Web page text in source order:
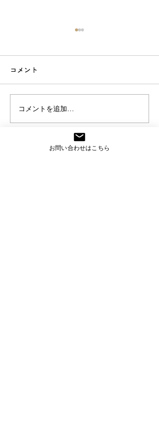
スマート工場アカデミー
＜３７時限目＞
コメント
コメントを追加…
お問い合わせはこちら